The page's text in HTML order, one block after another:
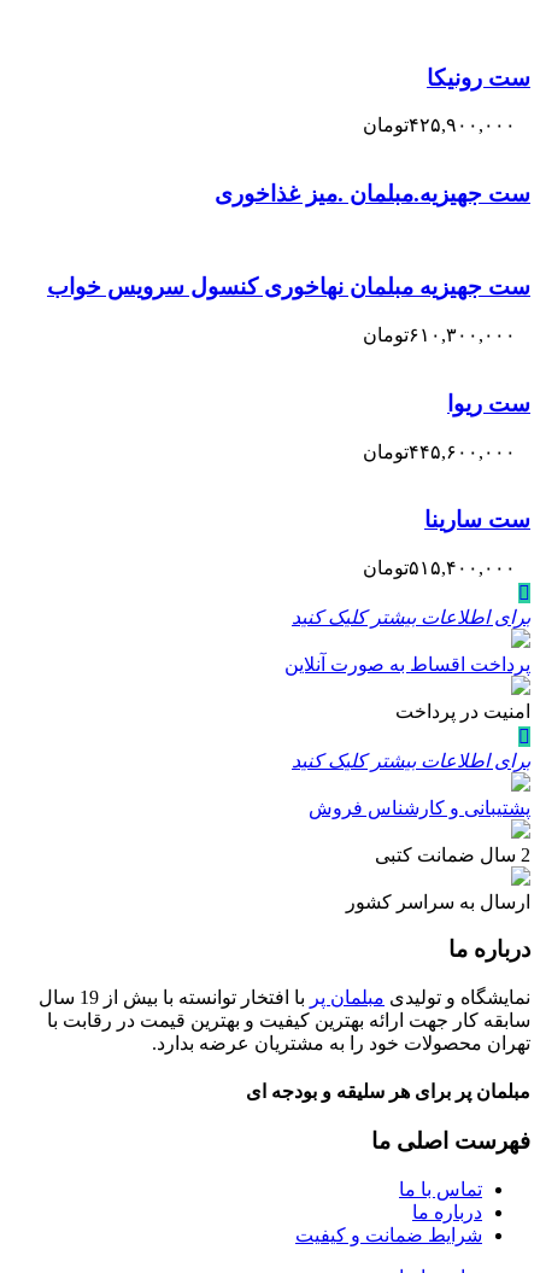
ست رونیکا
۴۲۵,۹۰۰,۰۰۰تومان
ست جهیزیه.مبلمان .میز غذاخوری
ست جهیزیه مبلمان نهاخوری کنسول سرویس خواب
۶۱۰,۳۰۰,۰۰۰تومان
ست ریوا
۴۴۵,۶۰۰,۰۰۰تومان
ست سارینا
۵۱۵,۴۰۰,۰۰۰تومان
برای اطلاعات بیشتر کلیک کنید
پرداخت اقساط به صورت آنلاین
امنیت در پرداخت
برای اطلاعات بیشتر کلیک کنید
پشتیبانی و کارشناس فروش
2 سال ضمانت کتبی
ارسال به سراسر کشور
درباره ما
نمایشگاه و تولیدی مبلمان پر
با افتخار توانسته با بیش از 19 سال
سابقه کار جهت ارائه بهترین کیفیت و بهترین قیمت در رقابت با
تهران محصولات خود را به مشتریان عرضه بدارد.
مبلمان پر برای هر سلیقه و بودجه ای
فهرست اصلی ما
تماس با ما
درباره ما
شرایط ضمانت و کیفیت